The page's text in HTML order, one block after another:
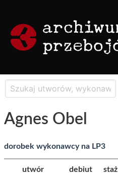
Agnes Obel
dorobek wykonawcy na LP3
utwór debiut staż